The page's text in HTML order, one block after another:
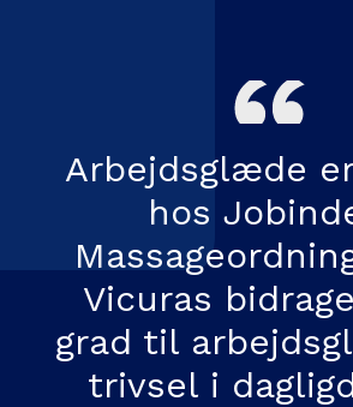
Arbejdsglæde
hos
Vicuras
grad til
trivsel i